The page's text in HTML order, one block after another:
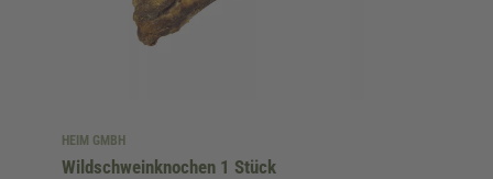
HEIM GMBH
Wildschweinknochen 1 Stück